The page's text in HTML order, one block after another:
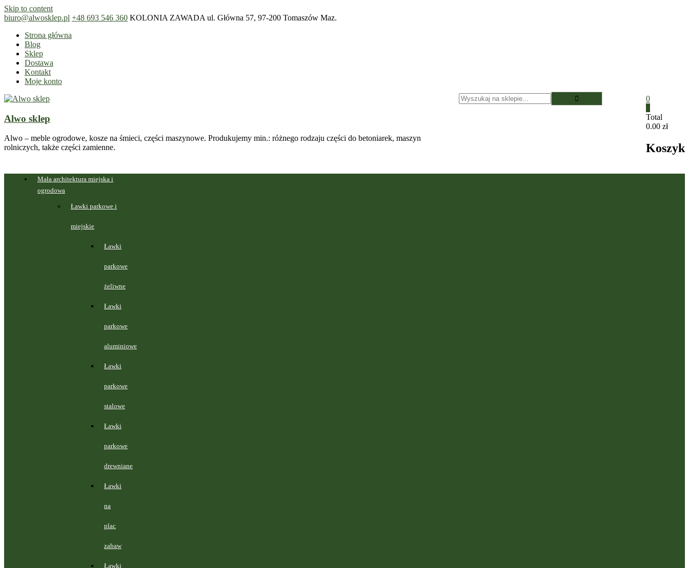
Skip to content
biuro@alwosklep.pl +48 693 546 360 KOLONIA ZAWADA ul. Główna 57, 97-200 Tomaszów Maz.
Strona główna
Blog
Sklep
Dostawa
Kontakt
Moje konto
Alwo sklep
Alwo – meble ogrodowe, kosze na śmieci, części maszynowe. Produkujemy min.: różnego rodzaju części do betoniarek, maszyn
rolniczych, także części zamienne.
0
Total
0.00 zł
Koszyk
Mała architektura miejska i
ogrodowa
Ławki parkowe i
miejskie
Ławki
parkowe
żeliwne
Ławki
parkowe
aluminiowe
Ławki
parkowe
stalowe
Ławki
parkowe
drewniane
Ławki
na
plac
zabaw
Ławki